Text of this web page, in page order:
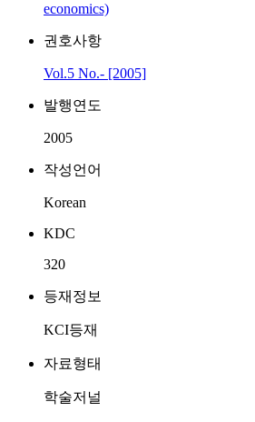
economics)
권호사항
Vol.5 No.- [2005]
발행연도
2005
작성언어
Korean
KDC
320
등재정보
KCI등재
자료형태
학술저널